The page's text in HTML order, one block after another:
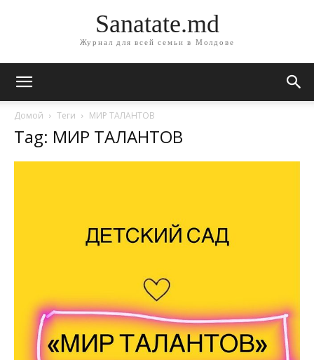
Sanatate.md
Журнал для всей семьи в Молдове
Домой Теги МИР ТАЛАНТОВ
Tag: МИР ТАЛАНТОВ